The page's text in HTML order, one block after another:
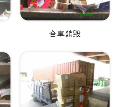
合車銷毀